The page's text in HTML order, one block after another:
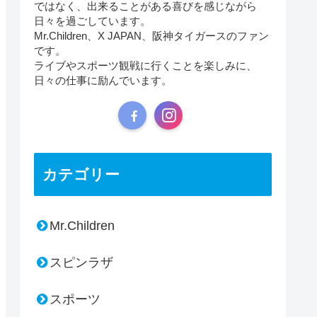
ではなく、出来ることがある喜びを感じながら
日々を過ごしています。
Mr.Children、X JAPAN、阪神タイガースのファン
です。
ライブやスポーツ観戦に行くことを楽しみに、
日々の仕事に励んでいます。
カテゴリー
Mr.Children
スピンラザ
スポーツ